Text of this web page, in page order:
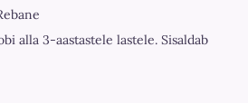
alla 3-aastastele lastele. Sisaldab